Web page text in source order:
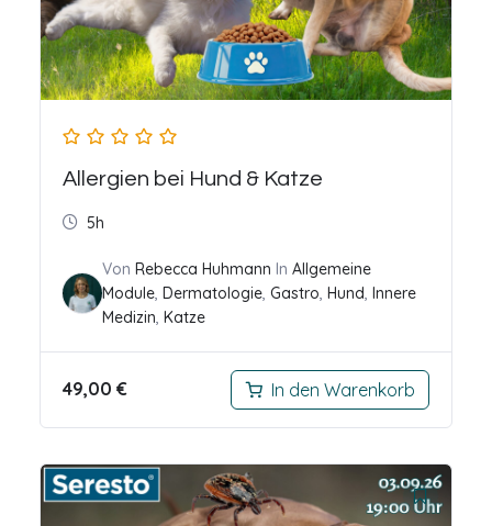
Allergien bei Hund & Katze
5h
Von Rebecca Huhmann In Allgemeine
Module, Dermatologie, Gastro, Hund, Innere
Medizin, Katze
49,00 € In den Warenkorb